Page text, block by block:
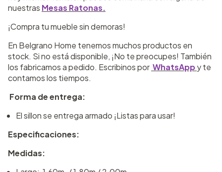
nuestras Mesas Ratonas.
¡Compra tu mueble sin demoras!
En Belgrano Home tenemos muchos productos en
stock. Si no está disponible, ¡No te preocupes! También
los fabricamos a pedido. Escribinos por WhatsAppy te
contamos los tiempos.
Forma de entrega:
El sillon se entrega armado ¡Listas para usar!
Especificaciones:
Medidas: